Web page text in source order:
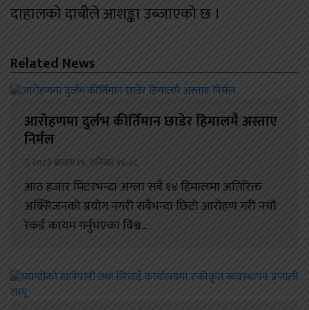
दाहालको दाबीले आशङ्का उब्जाएको छ ।
Related News
आरोहणमा दुर्लभ कीर्तिमान छाडेर हिमालमै अस्ताए
निर्मल
२०८३ श्रावण १६, शनिबार १६:२८
आठ हजार मिटरभन्दा अग्ला सबै १४ हिमालमा अतिरिक्त
अक्सिजनको प्रयोग नगरी सबैभन्दा छिटो आरोहण गरी नयाँ
रेकर्ड कायम गर्नुभएका विश्व...